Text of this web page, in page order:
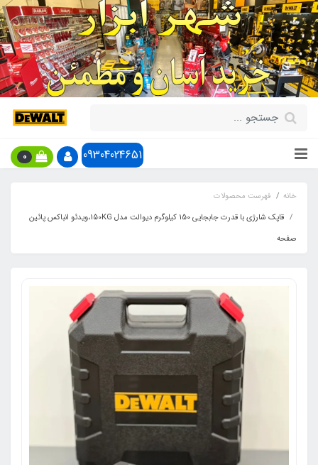
09304024651
0
خانه
فهرست محصولات
قاپک شارژی با قدرت جابجایی 150 کیلوگرم دیوالت مدل 150KG،ویدئو انباکس پائین
صفحه